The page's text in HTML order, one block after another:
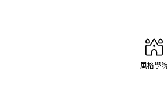
風格學